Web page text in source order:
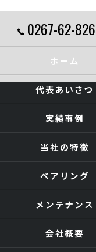
0267-62-
ホーム
代表あいさつ
実績事例
当社の特徴
ベアリング
メンテナンス
会社概要